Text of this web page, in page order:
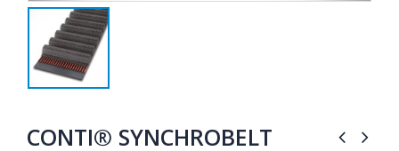
CONTI® SYNCHROBELT